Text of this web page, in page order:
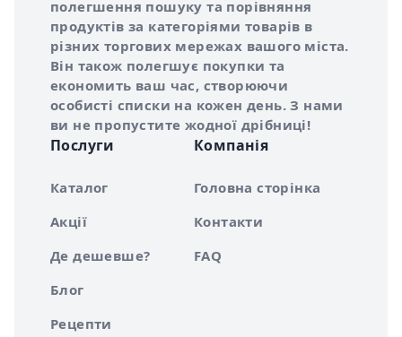
полегшення пошуку та порівняння
продуктів за категоріями товарів в
різних торгових мережах вашого міста.
Він також полегшує покупки та
економить ваш час, створюючи
особисті списки на кожен день. З нами
ви не пропустите жодної дрібниці!
Послуги
Каталог
Акції
Де дешевше?
Блог
Рецепти
Компанія
Головна сторінка
Контакти
FAQ